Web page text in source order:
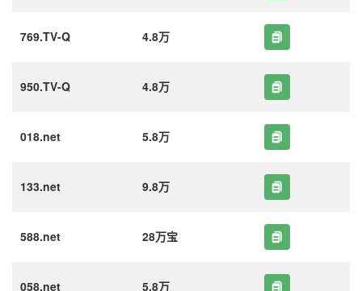
769.TV-Q 4.8万
950.TV-Q 4.8万
018.net 5.8万
133.net 9.8万
588.net 28万宝
058.net 5.8万